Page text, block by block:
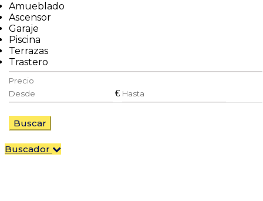
Amueblado
Ascensor
Garaje
Piscina
Terrazas
Trastero
Precio
€
Buscar
Buscador